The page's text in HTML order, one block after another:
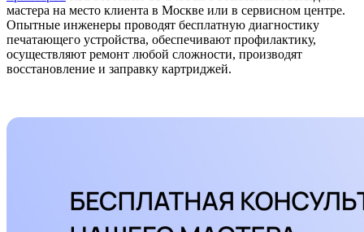
мастера на место клиента в Москве или в сервисном центре.
Опытные инженеры проводят бесплатную диагностику
печатающего устройства, обеспечивают профилактику,
осуществляют ремонт любой сложности, производят
восстановление и заправку картриджей.